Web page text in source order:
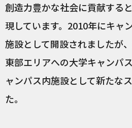
創造力豊かな社会に貢献する
現しています。2010年にキャ
施設として開設されましたが
東部エリアへの大学キャンパ
ャンパス内施設として新たな
た。